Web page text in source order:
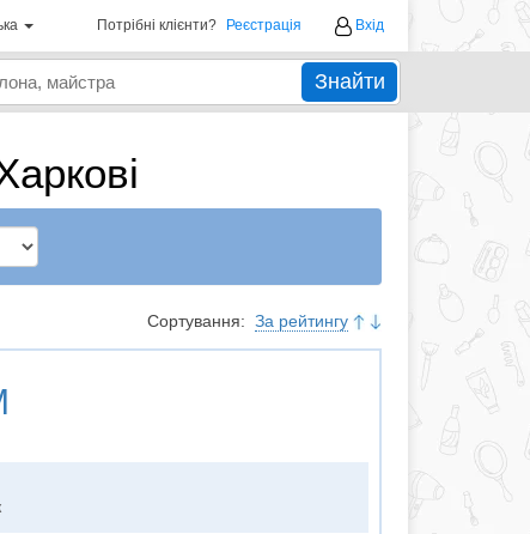
Потрібні клієнти? Реєстрація Вхід
Знайти
Сортування: За рейтингу